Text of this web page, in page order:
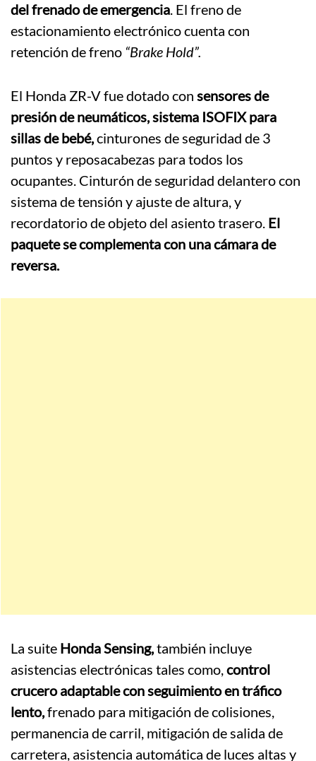
del frenado de emergencia. El freno de
estacionamiento electrónico cuenta con
retención de freno “Brake Hold”.
El Honda ZR-V fue dotado con sensores de
presión de neumáticos, sistema ISOFIX para
sillas de bebé,cinturones de seguridad de 3
puntos y reposacabezas para todos los
ocupantes. Cinturón de seguridad delantero con
sistema de tensión y ajuste de altura, y
recordatorio de objeto del asiento trasero. El
paquete se complementa con una cámara de
reversa.
La suite Honda Sensing,también incluye
asistencias electrónicas tales como,control
crucero adaptable con seguimiento en tráfico
lento,frenado para mitigación de colisiones,
permanencia de carril, mitigación de salida de
carretera, asistencia automática de luces altas y